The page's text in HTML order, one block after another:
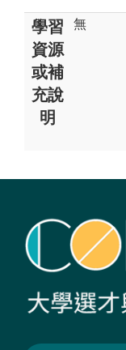
學習
資源
或補
充說
明
無